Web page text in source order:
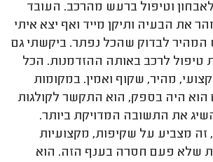
וטיפול ברעש מהרכב. העובד
את הבעיה ותיקן מייד ואף יצא איתי
המהיר לבדוק שהכל נפתר. ביקשתי גם
טיפול לרכב באותה ההזדמנות. הכל
מהיר, שקוף ואמין. במקומות
היה בספק, הוא התקשר לקולגות
את התשובה המדויקת ביותר.
זה מצביע על שקיפות, מקצועיות
שלא פעם חסרה בענף הזה. הוא